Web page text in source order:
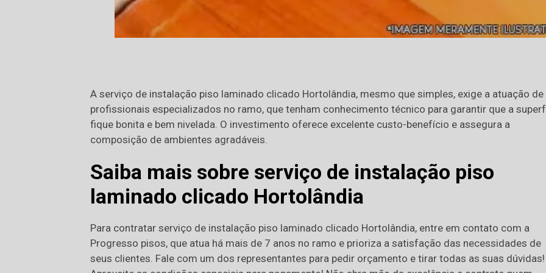
A serviço de instalação piso laminado clicado Hortolândia, mesmo que simples, exige a atuação de
profissionais especializados no ramo, que tenham conhecimento técnico para garantir que a
fique bonita e bem nivelada. O investimento oferece excelente custo-benefício e assegura a
composição de ambientes agradáveis.
Saiba mais sobre serviço de instalação piso
laminado clicado Hortolândia
Para contratar serviço de instalação piso laminado clicado Hortolândia, entre em contato com a
Progresso pisos, que atua há mais de 7 anos no ramo e prioriza a satisfação das necessidades de
seus clientes. Fale com um dos representantes para pedir orçamento e tirar todas as suas dúvidas!